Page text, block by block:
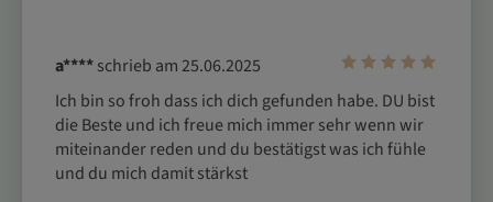
a****schrieb am 25.06.2025
Ich bin so froh dass ich dich gefunden habe. DU bist
die Beste und ich freue mich immer sehr wenn wir
miteinander reden und du bestätigst was ich fühle
und du mich damit stärkst